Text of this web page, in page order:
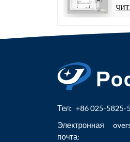
Тел: +86 025-5825-
Электронная
почта: